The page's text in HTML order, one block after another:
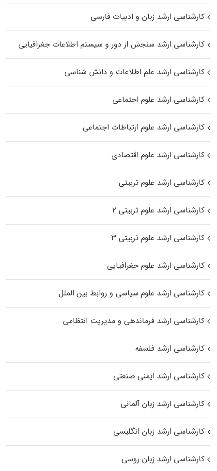
کارشناسی ارشد زبان و ادبیات فارسی
کارشناسی ارشد سنجش از دور و سیستم اطلاعات جغرافیایی
کارشناسی ارشد علم اطلاعات و دانش شناسی
کارشناسی ارشد علوم اجتماعی
کارشناسی ارشد علوم ارتباطات اجتماعی
کارشناسی ارشد علوم اقتصادی
کارشناسی ارشد علوم تربیتی
کارشناسی ارشد علوم تربیتی ۲
کارشناسی ارشد علوم تربیتی ۳
کارشناسی ارشد علوم جغرافیایی
کارشناسی ارشد علوم سیاسی و روابط بین الملل
کارشناسی ارشد فرماندهی و مدیریت انتظامی
کارشناسی ارشد فلسفه
کارشناسی ارشد ایمنی صنعتی
کارشناسی ارشد زبان آلمانی
کارشناسی ارشد زبان انگلیسی
کارشناسی ارشد زبان روسی